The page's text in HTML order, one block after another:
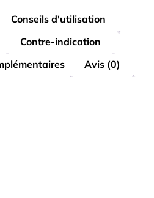
Conseils d'utilisation
Contre-indication
Avis (0)